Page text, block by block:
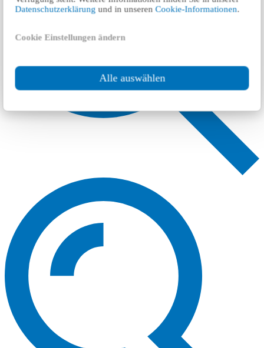
Datenschutzerklärung und in unserenCookie-Informationen.
Cookie Einstellungen ändern
Alle auswählen